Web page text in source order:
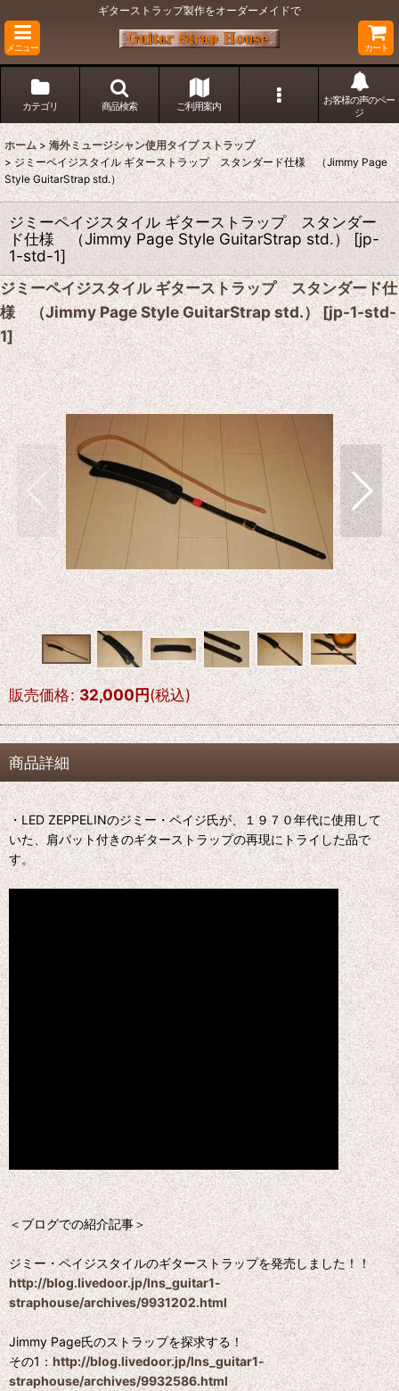
ギターストラップ製作をオーダーメイドで
メニュー カート
カテゴリ 商品検索 ご利用案内
お客様の声のペー
ジ
ホーム > 海外ミュージシャン使用タイプ ストラップ
> ジミーペイジスタイル ギターストラップ スタンダード仕様 （Jimmy Page
Style GuitarStrap std.）
ジミーペイジスタイル ギターストラップ スタンダー
ド仕様 （Jimmy Page Style GuitarStrap std.） [jp-
1-std-1]
ジミーペイジスタイル ギターストラップ スタンダード仕
様 （Jimmy Page Style GuitarStrap std.） [jp-1-std-
1]
販売価格: 32,000円(税込)
商品詳細
・LED ZEPPELINのジミー・ペイジ氏が、１９７０年代に使用して
いた、肩パット付きのギターストラップの再現にトライした品で
す。
＜ブログでの紹介記事＞
ジミー・ペイジスタイルのギターストラップを発売しました！！
http://blog.livedoor.jp/lns_guitar1-
straphouse/archives/9931202.html
Jimmy Page氏のストラップを探求する！
その1：http://blog.livedoor.jp/lns_guitar1-
straphouse/archives/9932586.html